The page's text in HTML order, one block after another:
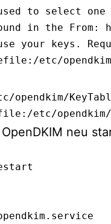
to select one
in the
your keys.
etc/
etc/opendkim/
neu